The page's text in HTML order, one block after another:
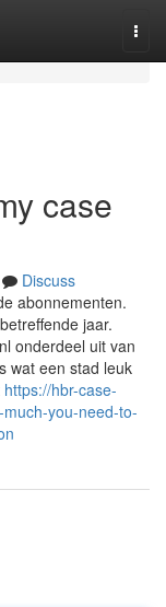
case
Discuss
abonnementen.
jaar.
onderdeel uit van
wat een stad leuk
https://hbr-case-
you-need-to-